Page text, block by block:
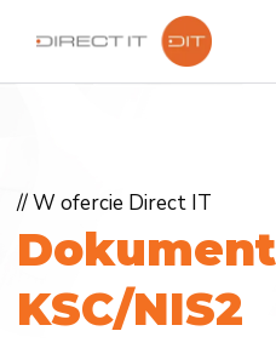
Dokument
KSC/NIS2
// W ofercie Direct IT